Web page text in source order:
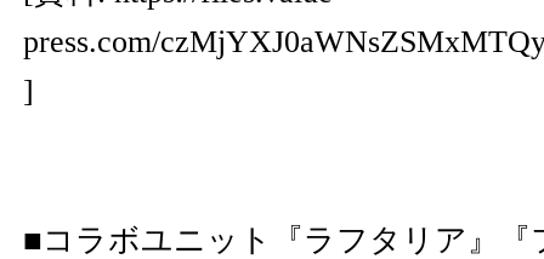
press.com/
]
■コラボユニット『ラフタリア』『